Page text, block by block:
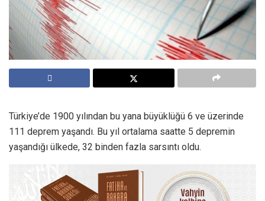
Türkiye’de 1900 yılından bu yana büyüklüğü 6 ve üzerinde
111 deprem yaşandı. Bu yıl ortalama saatte 5 depremin
yaşandığı ülkede, 32 binden fazla sarsıntı oldu.